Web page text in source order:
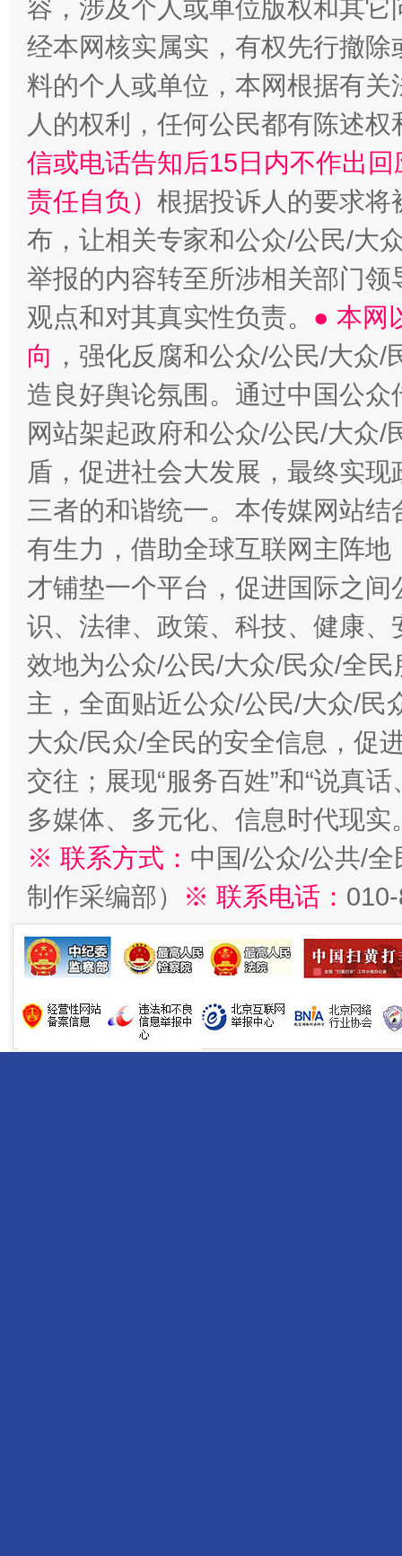
容，涉及个人或单位版权和其它
经本网核实属实，有权先行撤
料的个人或单位，本网根据有
人的权利，任何公民都有陈述
信或电话告知后15日内不作出
责任自负） 根据投诉人的要求将
布，让相关专家和公众/公民/大
举报的内容转至所涉相关部门
观点和对其真实性负责。 ● 本网
向 ，强化反腐和公众/公民/大众
造良好舆论氛围。通过中国公
网站架起政府和公众/公民/大众
盾，促进社会大发展，最终实
三者的和谐统一。本传媒网站
有生力，借助全球互联网主阵
才铺垫一个平台，促进国际之
识、法律、政策、科技、健康
效地为公众/公民/大众/民众/全
主，全面贴近公众/公民/大众/民
大众/民众/全民的安全信息，促
交往；展现“服务百姓”和“说真
多媒体、多元化、信息时代现实
※ 联系方式： 中国/公众/公共/
制作采编部）
※ 联系电话：